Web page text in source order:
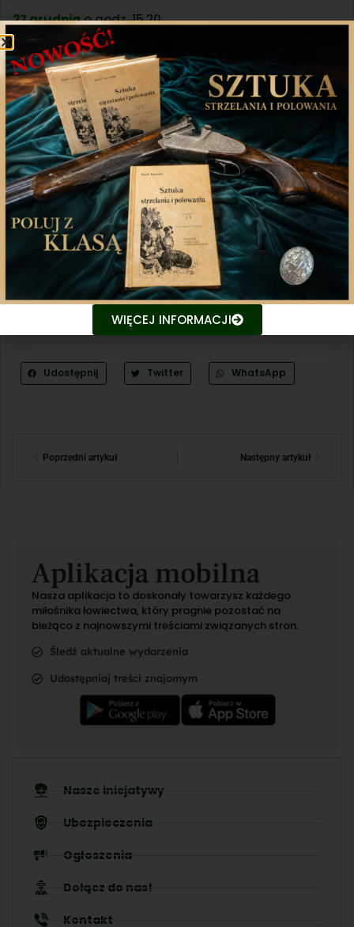
27 grudniao godz. 15.20
Udostępnij Twitter WhatsApp
Poprzedni artykuł Następny artykuł
Aplikacja mobilna
Nasza aplikacja to doskonały towarzysz każdego
miłośnika łowiectwa, który pragnie pozostać na
bieżąco z najnowszymi treściami związanych stron.
Śledź aktualne wydarzenia
Udostępniaj treści znajomym
Nasze inicjatywy
Ubezpieczenia
Ogłoszenia
Dołącz do nas!
Kontakt
WIĘCEJ INFORMACJI